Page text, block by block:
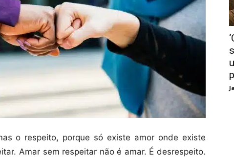
o respeito, porque só existe amor onde existe
Amar sem respeitar não é amar. É desrespeito.